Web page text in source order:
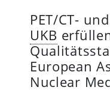
PET/CT-
UKB
European
Nuclear